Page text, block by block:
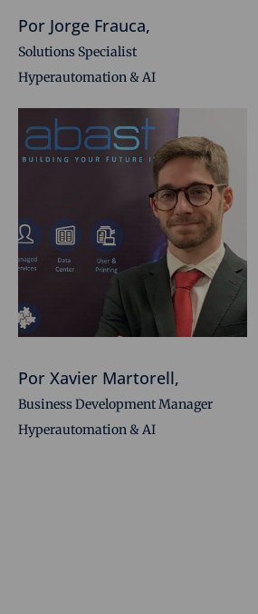
Por Jorge Frauca,
Solutions Specialist
Hyperautomation & AI
Por Xavier Martorell,
Business Development Manager
Hyperautomation & AI